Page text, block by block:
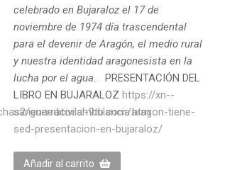
guerracivilambulancia.htm
celebrado en Bujaraloz el 17 de
noviembre de 1974 día trascendental
para el devenir de Aragón, el medio rural
y nuestra identidad aragonesista en la
lucha por el agua.
PRESENTACIÓN DEL
LIBRO EN BUJARALOZ https://xn--
sarienaeditorial-9tb.com/aragon-tiene-
sed-presentacion-en-bujaraloz/
Añadir al carrito